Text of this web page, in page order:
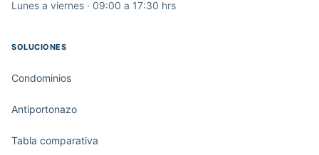
Lunes a viernes · 09:00 a 17:30 hrs
SOLUCIONES
Condominios
Antiportonazo
Tabla comparativa